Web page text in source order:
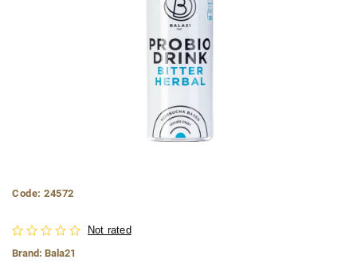
Code: 24572
Not rated
Brand: Bala21